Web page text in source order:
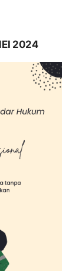
2024